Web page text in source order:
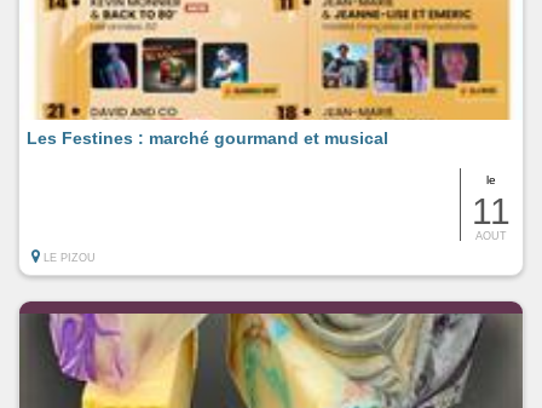
le
11
AOUT
Les Festines : marché gourmand et musical
LE PIZOU